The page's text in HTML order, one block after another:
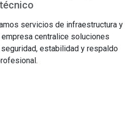
técnico
servicios de infraestructura y
centralice soluciones
estabilidad y respaldo